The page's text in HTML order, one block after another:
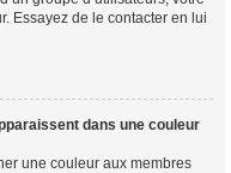
Essayez de le contacter en lui
dans une couleur
une couleur aux membres